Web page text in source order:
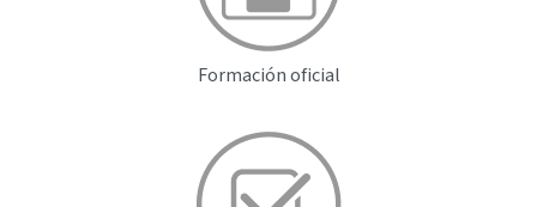
Formación oficial